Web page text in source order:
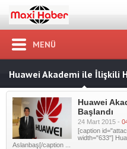
MENÜ
Huawei Akademi ile İlişkili
Huawei
Başlandı
24 Mart 2015 -
[caption
width="633"]
Aslanbaş[/caption ...